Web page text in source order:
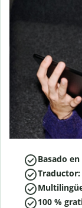
Basado
Traductor:
100 %